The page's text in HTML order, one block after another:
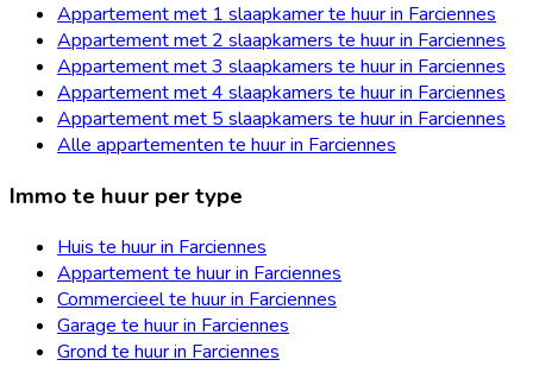
Appartement met 1 slaapkamer te huur in Farciennes
Appartement met 2 slaapkamers te huur in Farciennes
Appartement met 3 slaapkamers te huur in Farciennes
Appartement met 4 slaapkamers te huur in Farciennes
Appartement met 5 slaapkamers te huur in Farciennes
Alle appartementen te huur in Farciennes
Immo te huur per type
Huis te huur in Farciennes
Appartement te huur in Farciennes
Commercieel te huur in Farciennes
Garage te huur in Farciennes
Grond te huur in Farciennes